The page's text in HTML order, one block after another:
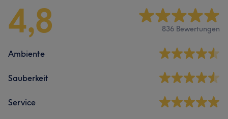
4,8 836 Bewertungen
Ambiente
Sauberkeit
Service